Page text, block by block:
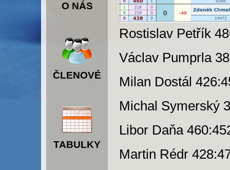
O NÁS
ČLENOVÉ
TABULKY
Rostislav Petřík
Václav Pumprla
Milan Dostál
Michal Symerský
Libor Daňa
Martin Rédr